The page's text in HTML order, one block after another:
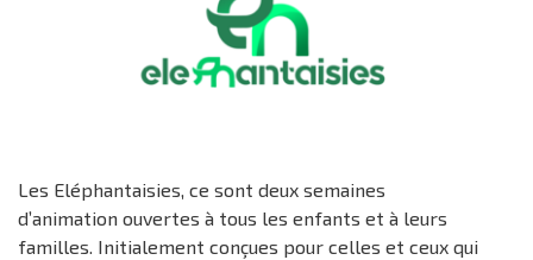
Les Eléphantaisies, ce sont deux semaines
d’animation ouvertes à tous les enfants et à leurs
familles. Initialement conçues pour celles et ceux qui